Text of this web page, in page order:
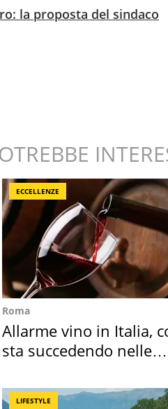
la proposta del sindaco
ECCELLENZE
Roma
Allarme vino in Italia,
sta succedendo nelle
LIFESTYLE